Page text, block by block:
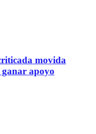
movida
apoyo